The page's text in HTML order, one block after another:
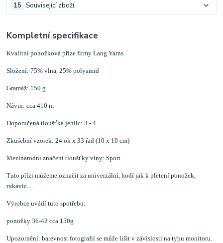
Související zboží
15
Kompletní specifikace
Kvalitní ponožková příze firmy Lang Yarns.
Složení: 75% vlna, 25% polyamid
Gramáž: 150 g
Návin: cca 410 m
Doporučená tloušťka jehlic: 3 - 4
Zkušební vzorek: 24 ok x 33 řad (10 x 10 cm)
Mezinárodní značení tloušťky vlny: Sport
Tuto přízi můžeme označit za univerzální, hodí jak k pletení ponožek,
rukavic....
Výrobce uvádí tuto spotřebu:
ponožky 36-42 cca 150g
Upozornění: barevnost fotografií se může lišit v závislosti na typu monitoru.